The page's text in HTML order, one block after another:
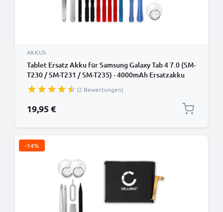
AKKUS
Tablet Ersatz Akku für Samsung Galaxy Tab 4 7.0 (SM-
T230 / SM-T231 / SM-T235) - 4000mAh Ersatzakku
EB-BT230FBE Tabletakku + Werkzeug-Set Batterie
(2 Bewertungen)
19,95 €
-14%